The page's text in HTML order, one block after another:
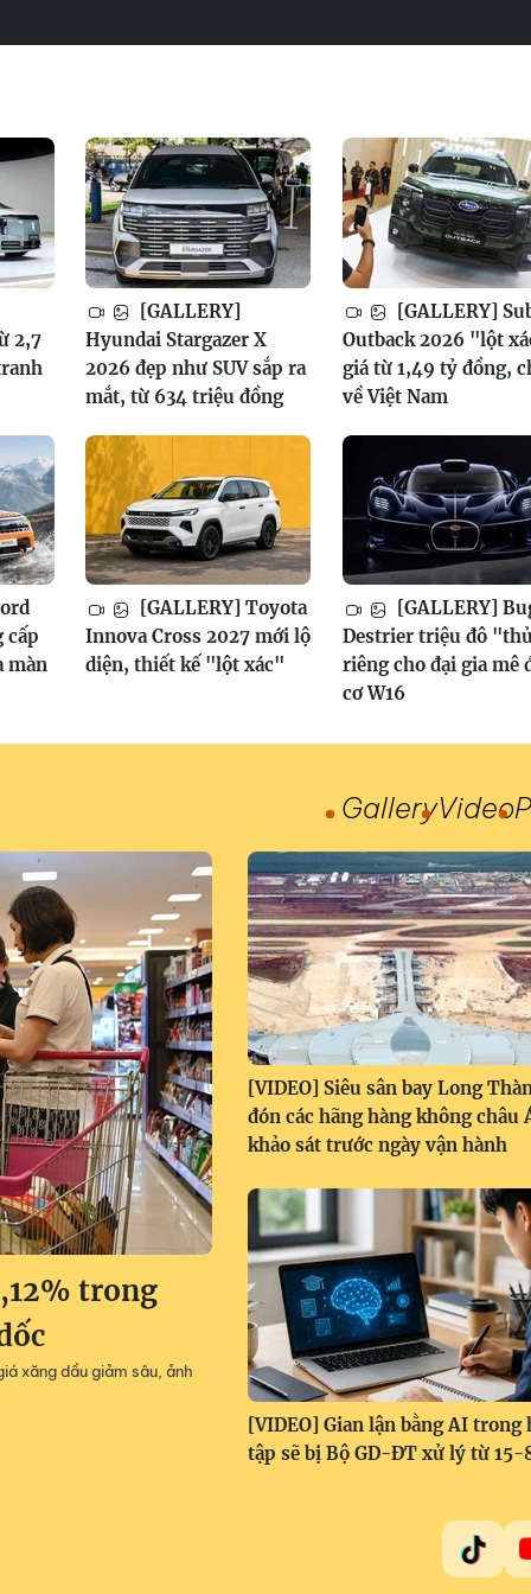
2,7
[GALLERY]
Hyundai Stargazer X
2026 đẹp như SUV sắp ra
mắt, từ 634 triệu đồng
[GALLERY]
Outback 2026 "lột
giá từ 1,49 tỷ đồng,
về Việt Nam
cấp
màn
[GALLERY] Toyota
Innova Cross 2027 mới lộ
diện, thiết kế "lột xác"
[GALLERY]
Destrier triệu đô
riêng cho đại gia mê
cơ W16
GalleryVideo
trong
xăng dầu giảm sâu, ảnh
[VIDEO] Siêu sân bay Long
đón các hãng hàng không châu
khảo sát trước ngày vận hành
[VIDEO] Gian lận bằng AI trong
tập sẽ bị Bộ GD-ĐT xử lý từ 15-